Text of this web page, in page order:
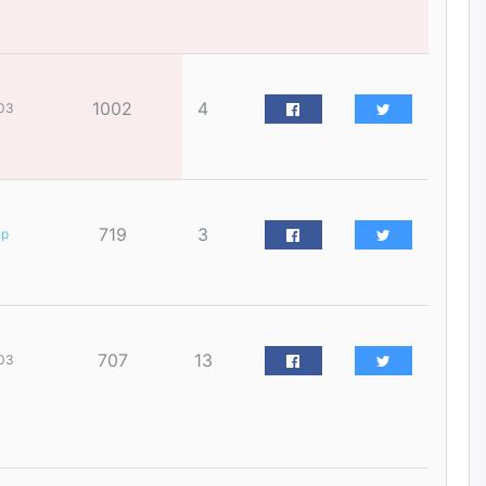
дурдлаа
Өмгөөлөгч Б.Оюунбилэг:
хууль хяналтын байгууллагаар
зогсоож, Арабын орнуудаас
1002 4
719 3
707 13